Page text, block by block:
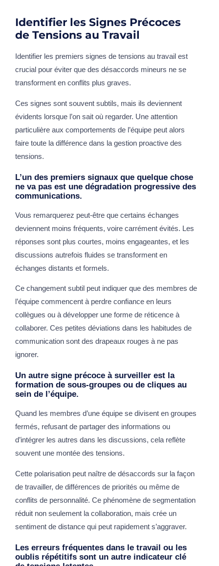
Identifier les Signes Précoces
de Tensions au Travail
Identifier les premiers signes de tensions au travail est
crucial pour éviter que des désaccords mineurs ne se
transforment en conflits plus graves.
Ces signes sont souvent subtils, mais ils deviennent
évidents lorsque l’on sait où regarder. Une attention
particulière aux comportements de l’équipe peut alors
faire toute la différence dans la gestion proactive des
tensions.
L’un des premiers signaux que quelque chose
ne va pas est une dégradation progressive des
communications.
Vous remarquerez peut-être que certains échanges
deviennent moins fréquents, voire carrément évités. Les
réponses sont plus courtes, moins engageantes, et les
discussions autrefois fluides se transforment en
échanges distants et formels.
Ce changement subtil peut indiquer que des membres de
l’équipe commencent à perdre confiance en leurs
collègues ou à développer une forme de réticence à
collaborer. Ces petites déviations dans les habitudes de
communication sont des drapeaux rouges à ne pas
ignorer.
Un autre signe précoce à surveiller est la
formation de sous-groupes ou de cliques au
sein de l’équipe.
Quand les membres d’une équipe se divisent en groupes
fermés, refusant de partager des informations ou
d’intégrer les autres dans les discussions, cela reflète
souvent une montée des tensions.
Cette polarisation peut naître de désaccords sur la façon
de travailler, de différences de priorités ou même de
conflits de personnalité. Ce phénomène de segmentation
réduit non seulement la collaboration, mais crée un
sentiment de distance qui peut rapidement s’aggraver.
Les erreurs fréquentes dans le travail ou les
oublis répétitifs sont un autre indicateur clé